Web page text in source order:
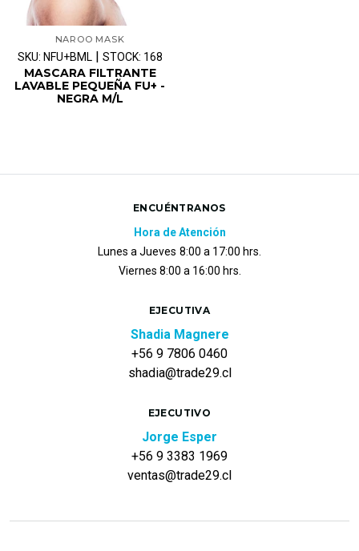
NAROO MASK
SKU: NFU+BML| STOCK: 168
MASCARA FILTRANTE
LAVABLE PEQUEÑA FU+ -
NEGRA M/L
ENCUÉNTRANOS
Hora de Atención
Lunes a Jueves 8:00 a 17:00 hrs.
Viernes 8:00 a 16:00 hrs.
EJECUTIVA
Shadia Magnere
+56 9 7806 0460
shadia@trade29.cl
EJECUTIVO
Jorge Esper
+56 9 3383 1969
ventas@trade29.cl